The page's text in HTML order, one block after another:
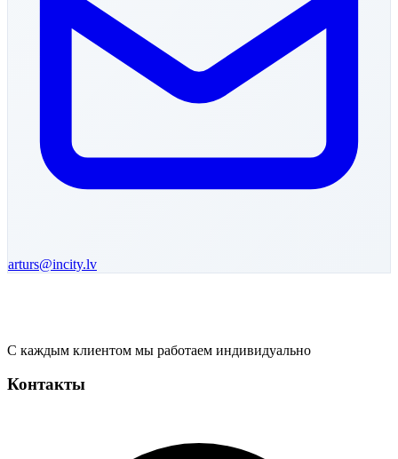
arturs@incity.lv
С каждым клиентом мы работаем индивидуально
Контакты